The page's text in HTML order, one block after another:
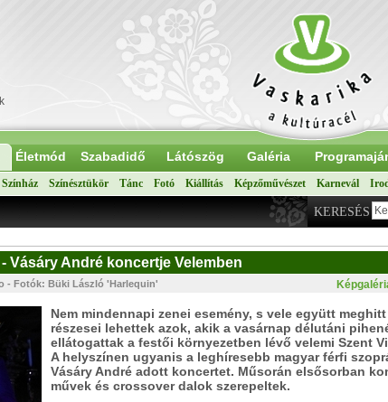
Életmód Szabadidő Látószög Galéria
Színház Színésztükör Tánc Fotó Kiállítás Képzőművészet Karnevál
KERESÉS
Vásáry André koncertje Velemben
- Fotók: Büki László 'Harlequin'
Nem mindennapi zenei esemény, s vele együtt
részesei lehettek azok, akik a vasárnap délutáni
ellátogattak a festői környezetben lévő velemi Szent
A helyszínen ugyanis a leghíresebb magyar férfi
Vásáry André adott koncertet. Műsorán elsősorban
művek és crossover dalok szerepeltek.